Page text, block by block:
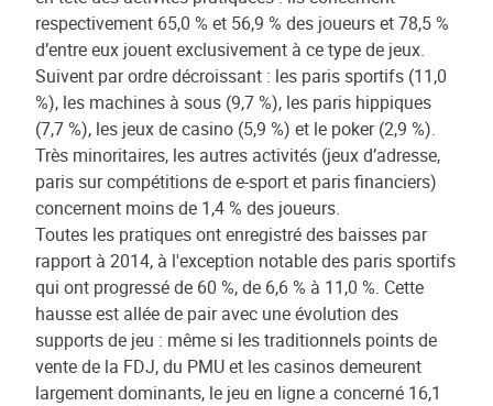
respectivement 65,0 % et 56,9 % des joueurs et 78,5 %
d’entre eux jouent exclusivement à ce type de jeux.
Suivent par ordre décroissant : les paris sportifs (11,0
%), les machines à sous (9,7 %), les paris hippiques
(7,7 %), les jeux de casino (5,9 %) et le poker (2,9 %).
Très minoritaires, les autres activités (jeux d’adresse,
paris sur compétitions de e-sport et paris financiers)
concernent moins de 1,4 % des joueurs.
Toutes les pratiques ont enregistré des baisses par
rapport à 2014, à l'exception notable des paris sportifs
qui ont progressé de 60 %, de 6,6 % à 11,0 %. Cette
hausse est allée de pair avec une évolution des
supports de jeu : même si les traditionnels points de
vente de la FDJ, du PMU et les casinos demeurent
largement dominants, le jeu en ligne a concerné 16,1